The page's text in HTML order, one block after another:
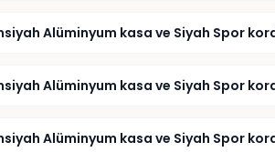
Alüminyum kasa ve Siyah Spor
Alüminyum kasa ve Siyah Spor
Alüminyum kasa ve Siyah Spor